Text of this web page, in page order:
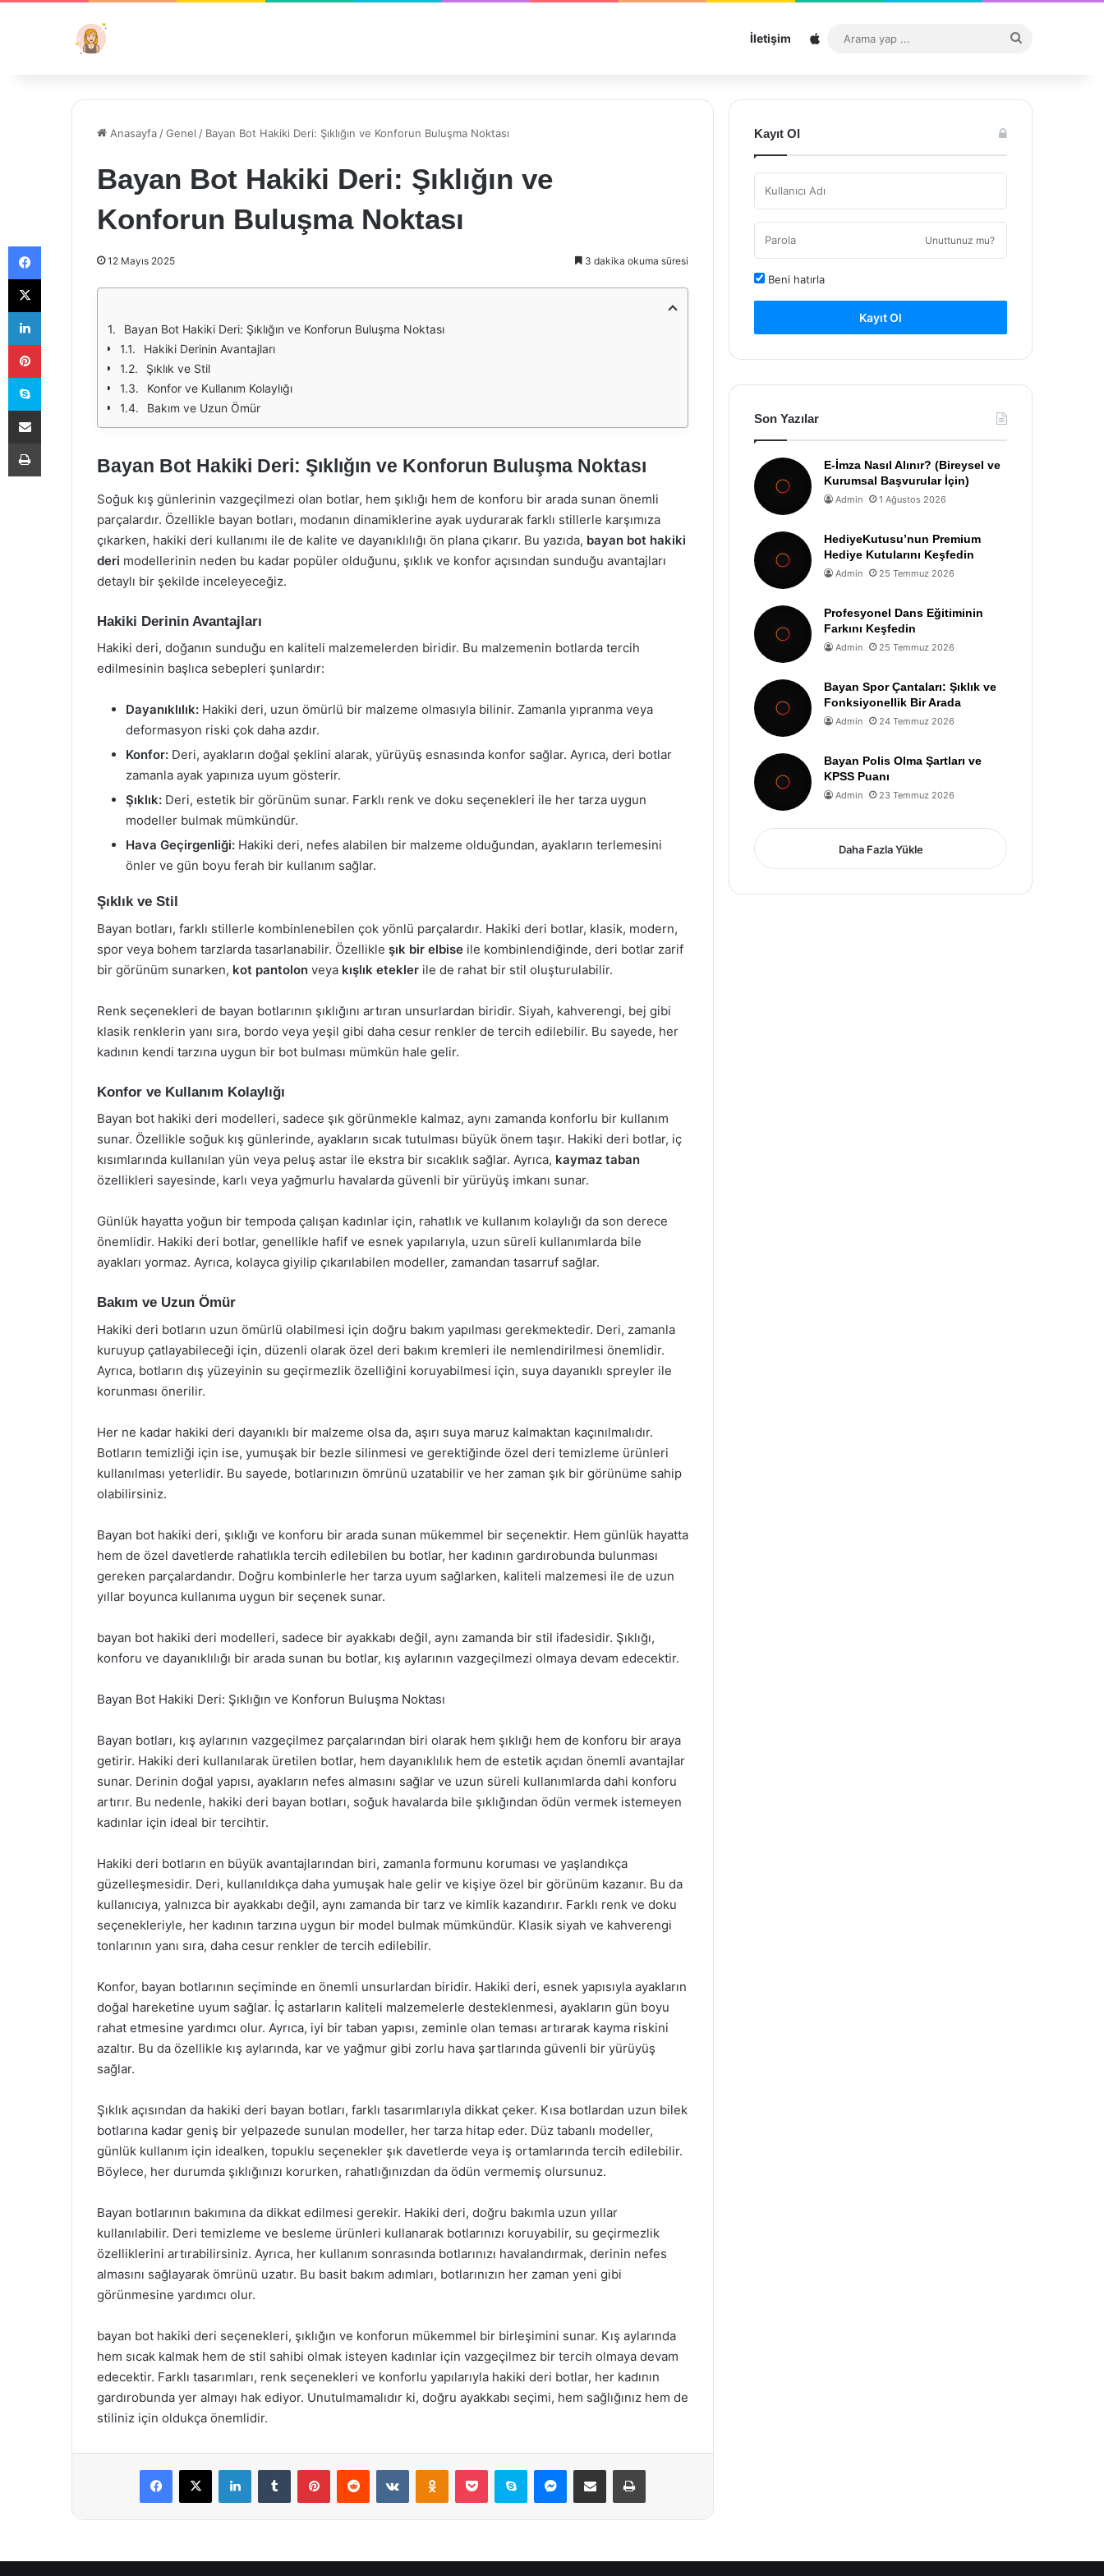
İletişim Sitemap
...
Anasayfa /Genel / Bayan Bot Hakiki Deri: Şıklığın ve Konforun Buluşma Noktası
Bayan Bot Hakiki Deri: Şıklığın ve
Konforun Buluşma Noktası
12 Mayıs 2025 3 dakika okuma süresi
Bayan Bot Hakiki Deri: Şıklığın ve Konforun Buluşma Noktası
Hakiki Derinin Avantajları
Şıklık ve Stil
Konfor ve Kullanım Kolaylığı
Bakım ve Uzun Ömür
Bayan Bot Hakiki Deri: Şıklığın ve Konforun Buluşma Noktası
Soğuk kış günlerinin vazgeçilmezi olan botlar, hem şıklığı hem de konforu bir arada sunan önemli
parçalardır. Özellikle bayan botları, modanın dinamiklerine ayak uydurarak farklı stillerle karşımıza
çıkarken, hakiki deri kullanımı ile de kalite ve dayanıklılığı ön plana çıkarır. Bu yazıda, bayan bot hakiki
deri modellerinin neden bu kadar popüler olduğunu, şıklık ve konfor açısından sunduğu avantajları
detaylı bir şekilde inceleyeceğiz.
Hakiki Derinin Avantajları
Hakiki deri, doğanın sunduğu en kaliteli malzemelerden biridir. Bu malzemenin botlarda tercih
edilmesinin başlıca sebepleri şunlardır:
Dayanıklılık: Hakiki deri, uzun ömürlü bir malzeme olmasıyla bilinir. Zamanla yıpranma veya
deformasyon riski çok daha azdır.
Konfor: Deri, ayakların doğal şeklini alarak, yürüyüş esnasında konfor sağlar. Ayrıca, deri botlar
zamanla ayak yapınıza uyum gösterir.
Şıklık: Deri, estetik bir görünüm sunar. Farklı renk ve doku seçenekleri ile her tarza uygun
modeller bulmak mümkündür.
Hava Geçirgenliği: Hakiki deri, nefes alabilen bir malzeme olduğundan, ayakların terlemesini
önler ve gün boyu ferah bir kullanım sağlar.
Şıklık ve Stil
Bayan botları, farklı stillerle kombinlenebilen çok yönlü parçalardır. Hakiki deri botlar, klasik, modern,
spor veya bohem tarzlarda tasarlanabilir. Özellikle şık bir elbise ile kombinlendiğinde, deri botlar zarif
bir görünüm sunarken, kot pantolon veya kışlık etekler ile de rahat bir stil oluşturulabilir.
Renk seçenekleri de bayan botlarının şıklığını artıran unsurlardan biridir. Siyah, kahverengi, bej gibi
klasik renklerin yanı sıra, bordo veya yeşil gibi daha cesur renkler de tercih edilebilir. Bu sayede, her
kadının kendi tarzına uygun bir bot bulması mümkün hale gelir.
Konfor ve Kullanım Kolaylığı
Bayan bot hakiki deri modelleri, sadece şık görünmekle kalmaz, aynı zamanda konforlu bir kullanım
sunar. Özellikle soğuk kış günlerinde, ayakların sıcak tutulması büyük önem taşır. Hakiki deri botlar, iç
kısımlarında kullanılan yün veya peluş astar ile ekstra bir sıcaklık sağlar. Ayrıca, kaymaz taban
özellikleri sayesinde, karlı veya yağmurlu havalarda güvenli bir yürüyüş imkanı sunar.
Günlük hayatta yoğun bir tempoda çalışan kadınlar için, rahatlık ve kullanım kolaylığı da son derece
önemlidir. Hakiki deri botlar, genellikle hafif ve esnek yapılarıyla, uzun süreli kullanımlarda bile
ayakları yormaz. Ayrıca, kolayca giyilip çıkarılabilen modeller, zamandan tasarruf sağlar.
Bakım ve Uzun Ömür
Hakiki deri botların uzun ömürlü olabilmesi için doğru bakım yapılması gerekmektedir. Deri, zamanla
kuruyup çatlayabileceği için, düzenli olarak özel deri bakım kremleri ile nemlendirilmesi önemlidir.
Ayrıca, botların dış yüzeyinin su geçirmezlik özelliğini koruyabilmesi için, suya dayanıklı spreyler ile
korunması önerilir.
Her ne kadar hakiki deri dayanıklı bir malzeme olsa da, aşırı suya maruz kalmaktan kaçınılmalıdır.
Botların temizliği için ise, yumuşak bir bezle silinmesi ve gerektiğinde özel deri temizleme ürünleri
kullanılması yeterlidir. Bu sayede, botlarınızın ömrünü uzatabilir ve her zaman şık bir görünüme sahip
olabilirsiniz.
Bayan bot hakiki deri, şıklığı ve konforu bir arada sunan mükemmel bir seçenektir. Hem günlük hayatta
hem de özel davetlerde rahatlıkla tercih edilebilen bu botlar, her kadının gardırobunda bulunması
gereken parçalardandır. Doğru kombinlerle her tarza uyum sağlarken, kaliteli malzemesi ile de uzun
yıllar boyunca kullanıma uygun bir seçenek sunar.
bayan bot hakiki deri modelleri, sadece bir ayakkabı değil, aynı zamanda bir stil ifadesidir. Şıklığı,
konforu ve dayanıklılığı bir arada sunan bu botlar, kış aylarının vazgeçilmezi olmaya devam edecektir.
Bayan Bot Hakiki Deri: Şıklığın ve Konforun Buluşma Noktası
Bayan botları, kış aylarının vazgeçilmez parçalarından biri olarak hem şıklığı hem de konforu bir araya
getirir. Hakiki deri kullanılarak üretilen botlar, hem dayanıklılık hem de estetik açıdan önemli avantajlar
sunar. Derinin doğal yapısı, ayakların nefes almasını sağlar ve uzun süreli kullanımlarda dahi konforu
artırır. Bu nedenle, hakiki deri bayan botları, soğuk havalarda bile şıklığından ödün vermek istemeyen
kadınlar için ideal bir tercihtir.
Hakiki deri botların en büyük avantajlarından biri, zamanla formunu koruması ve yaşlandıkça
güzelleşmesidir. Deri, kullanıldıkça daha yumuşak hale gelir ve kişiye özel bir görünüm kazanır. Bu da
kullanıcıya, yalnızca bir ayakkabı değil, aynı zamanda bir tarz ve kimlik kazandırır. Farklı renk ve doku
seçenekleriyle, her kadının tarzına uygun bir model bulmak mümkündür. Klasik siyah ve kahverengi
tonlarının yanı sıra, daha cesur renkler de tercih edilebilir.
Konfor, bayan botlarının seçiminde en önemli unsurlardan biridir. Hakiki deri, esnek yapısıyla ayakların
doğal hareketine uyum sağlar. İç astarların kaliteli malzemelerle desteklenmesi, ayakların gün boyu
rahat etmesine yardımcı olur. Ayrıca, iyi bir taban yapısı, zeminle olan teması artırarak kayma riskini
azaltır. Bu da özellikle kış aylarında, kar ve yağmur gibi zorlu hava şartlarında güvenli bir yürüyüş
sağlar.
Şıklık açısından da hakiki deri bayan botları, farklı tasarımlarıyla dikkat çeker. Kısa botlardan uzun bilek
botlarına kadar geniş bir yelpazede sunulan modeller, her tarza hitap eder. Düz tabanlı modeller,
günlük kullanım için idealken, topuklu seçenekler şık davetlerde veya iş ortamlarında tercih edilebilir.
Böylece, her durumda şıklığınızı korurken, rahatlığınızdan da ödün vermemiş olursunuz.
Bayan botlarının bakımına da dikkat edilmesi gerekir. Hakiki deri, doğru bakımla uzun yıllar
kullanılabilir. Deri temizleme ve besleme ürünleri kullanarak botlarınızı koruyabilir, su geçirmezlik
özelliklerini artırabilirsiniz. Ayrıca, her kullanım sonrasında botlarınızı havalandırmak, derinin nefes
almasını sağlayarak ömrünü uzatır. Bu basit bakım adımları, botlarınızın her zaman yeni gibi
görünmesine yardımcı olur.
bayan bot hakiki deri seçenekleri, şıklığın ve konforun mükemmel bir birleşimini sunar. Kış aylarında
hem sıcak kalmak hem de stil sahibi olmak isteyen kadınlar için vazgeçilmez bir tercih olmaya devam
edecektir. Farklı tasarımları, renk seçenekleri ve konforlu yapılarıyla hakiki deri botlar, her kadının
gardırobunda yer almayı hak ediyor. Unutulmamalıdır ki, doğru ayakkabı seçimi, hem sağlığınız hem de
stiliniz için oldukça önemlidir.
Facebook
X LinkedInTumblr PinterestReddit VKontakteOdnoklassniki
Pocket Skype Messenger
E-Posta ile paylaş Yazdır
Kayıt Ol
Unuttunuz mu?
Beni hatırla
Kayıt Ol
Son Yazılar
E-İmza Nasıl Alınır? (Bireysel ve
Kurumsal Başvurular İçin)
Admin 1 Ağustos 2026
HediyeKutusu’nun Premium
Hediye Kutularını Keşfedin
Admin 25 Temmuz 2026
Profesyonel Dans Eğitiminin
Farkını Keşfedin
Admin 25 Temmuz 2026
Bayan Spor Çantaları: Şıklık ve
Fonksiyonellik Bir Arada
Admin 24 Temmuz 2026
Bayan Polis Olma Şartları ve
KPSS Puanı
Admin 23 Temmuz 2026
Daha Fazla Yükle
Facebook
X
LinkedIn
Pinterest
Skype
E-Posta ile paylaş